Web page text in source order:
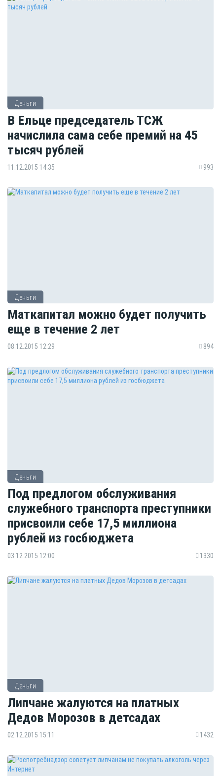
Деньги
В Ельце председатель ТСЖ
начислила сама себе премий на 45
тысяч рублей
11.12.2015 14:35 993
Деньги
Маткапитал можно будет получить
еще в течение 2 лет
08.12.2015 12:29 894
Деньги
Под предлогом обслуживания
служебного транспорта преступники
присвоили себе 17,5 миллиона
рублей из госбюджета
03.12.2015 12:00 1330
Деньги
Липчане жалуются на платных
Дедов Морозов в детсадах
02.12.2015 15:11 1432